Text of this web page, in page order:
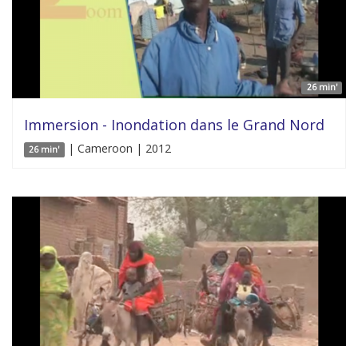
26 min'
Immersion - Inondation dans le Grand Nord
26 min' | Cameroon | 2012